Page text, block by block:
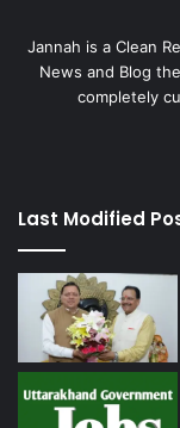
Jannah is a Clean
News and Blog
completely
Last Modified